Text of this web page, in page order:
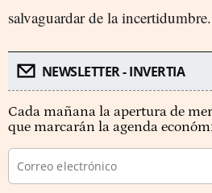
salvaguardar de la incertidumbre.
NEWSLETTER - INVERTIA
Cada mañana la apertura de
que marcarán la agenda